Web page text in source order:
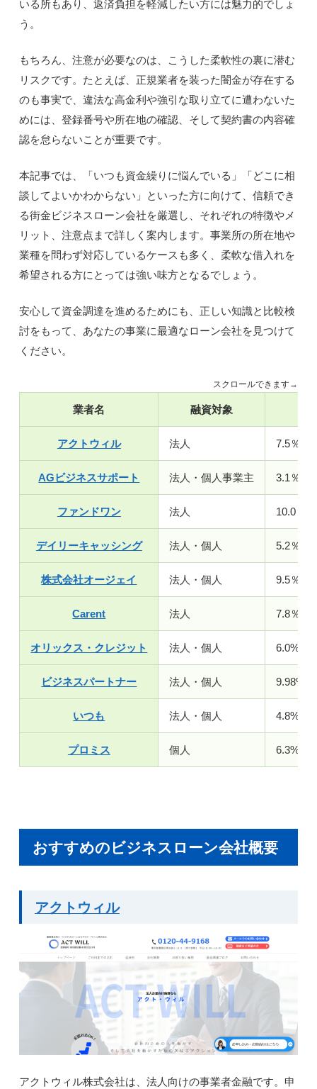
いる所もあり、返済負担を軽減したい方には魅力的でしょ
う。
もちろん、注意が必要なのは、こうした柔軟性の裏に潜む
リスクです。たとえば、正規業者を装った闇金が存在する
のも事実で、違法な高金利や強引な取り立てに遭わないた
めには、登録番号や所在地の確認、そして契約書の内容確
認を怠らないことが重要です。
本記事では、「いつも資金繰りに悩んでいる」「どこに相
談してよいかわからない」といった方に向けて、信頼でき
る街金ビジネスローン会社を厳選し、それぞれの特徴やメ
リット、注意点まで詳しく案内します。事業所の所在地や
業種を問わず対応しているケースも多く、柔軟な借入れを
希望される方にとっては強い味方となるでしょう。
安心して資金調達を進めるためにも、正しい知識と比較検
討をもって、あなたの事業に最適なローン会社を見つけて
ください。
スクロールできます→
業者名 融資対象
アクトウィル 法人 7.5％～
AGビジネスサポート 法人・個人事業主 3.1％～
ファンドワン 法人 10.0％
デイリーキャッシング 法人・個人 5.2％～
株式会社オージェイ 法人・個人 9.5％～
Carent 法人 7.8％～
オリックス・クレジット 法人・個人 6.0%〜
ビジネスパートナー 法人・個人 9.98%
いつも 法人・個人 4.8%～
プロミス 個人 6.3%～
おすすめのビジネスローン会社概要
アクトウィル
アクトウィル株式会社は、法人向けの事業者金融です。申